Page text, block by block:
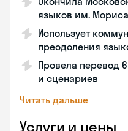
языков им.
Использует
преодоления
Провела перевод
и сценариев
Читать дальше
Услуги и цены